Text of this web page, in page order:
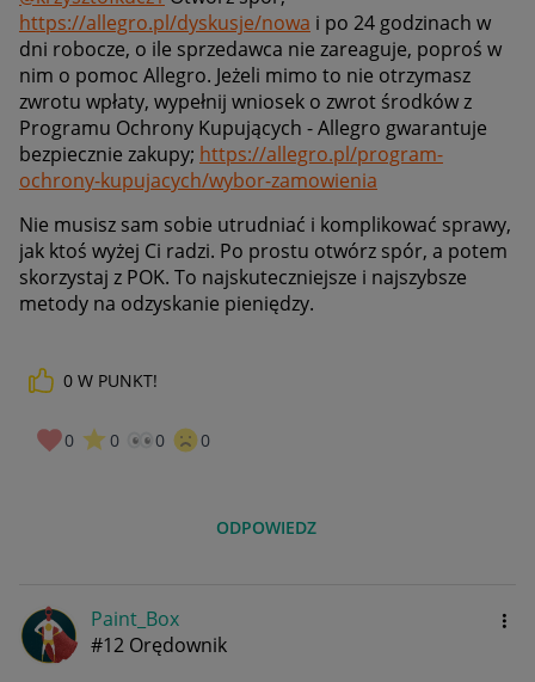
https://allegro.pl/dyskusje/nowa i po 24 godzinach w
dni robocze, o ile sprzedawca nie zareaguje, poproś w
nim o pomoc Allegro. Jeżeli mimo to nie otrzymasz
zwrotu wpłaty, wypełnij wniosek o zwrot środków z
Programu Ochrony Kupujących - Allegro gwarantuje
bezpiecznie zakupy; https://allegro.pl/program-
ochrony-kupujacych/wybor-zamowienia
Nie musisz sam sobie utrudniać i komplikować sprawy,
jak ktoś wyżej Ci radzi. Po prostu otwórz spór, a potem
skorzystaj z POK. To najskuteczniejsze i najszybsze
metody na odzyskanie pieniędzy.
0 W PUNKT!
0 0 0 0
ODPOWIEDZ
Paint_Box
#12 Orędownik